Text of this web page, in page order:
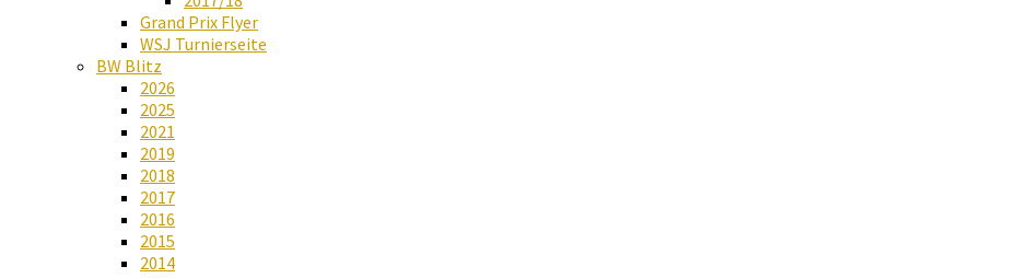
Grand Prix Flyer
WSJ Turnierseite
BW Blitz
2026
2025
2021
2019
2018
2017
2016
2015
2014